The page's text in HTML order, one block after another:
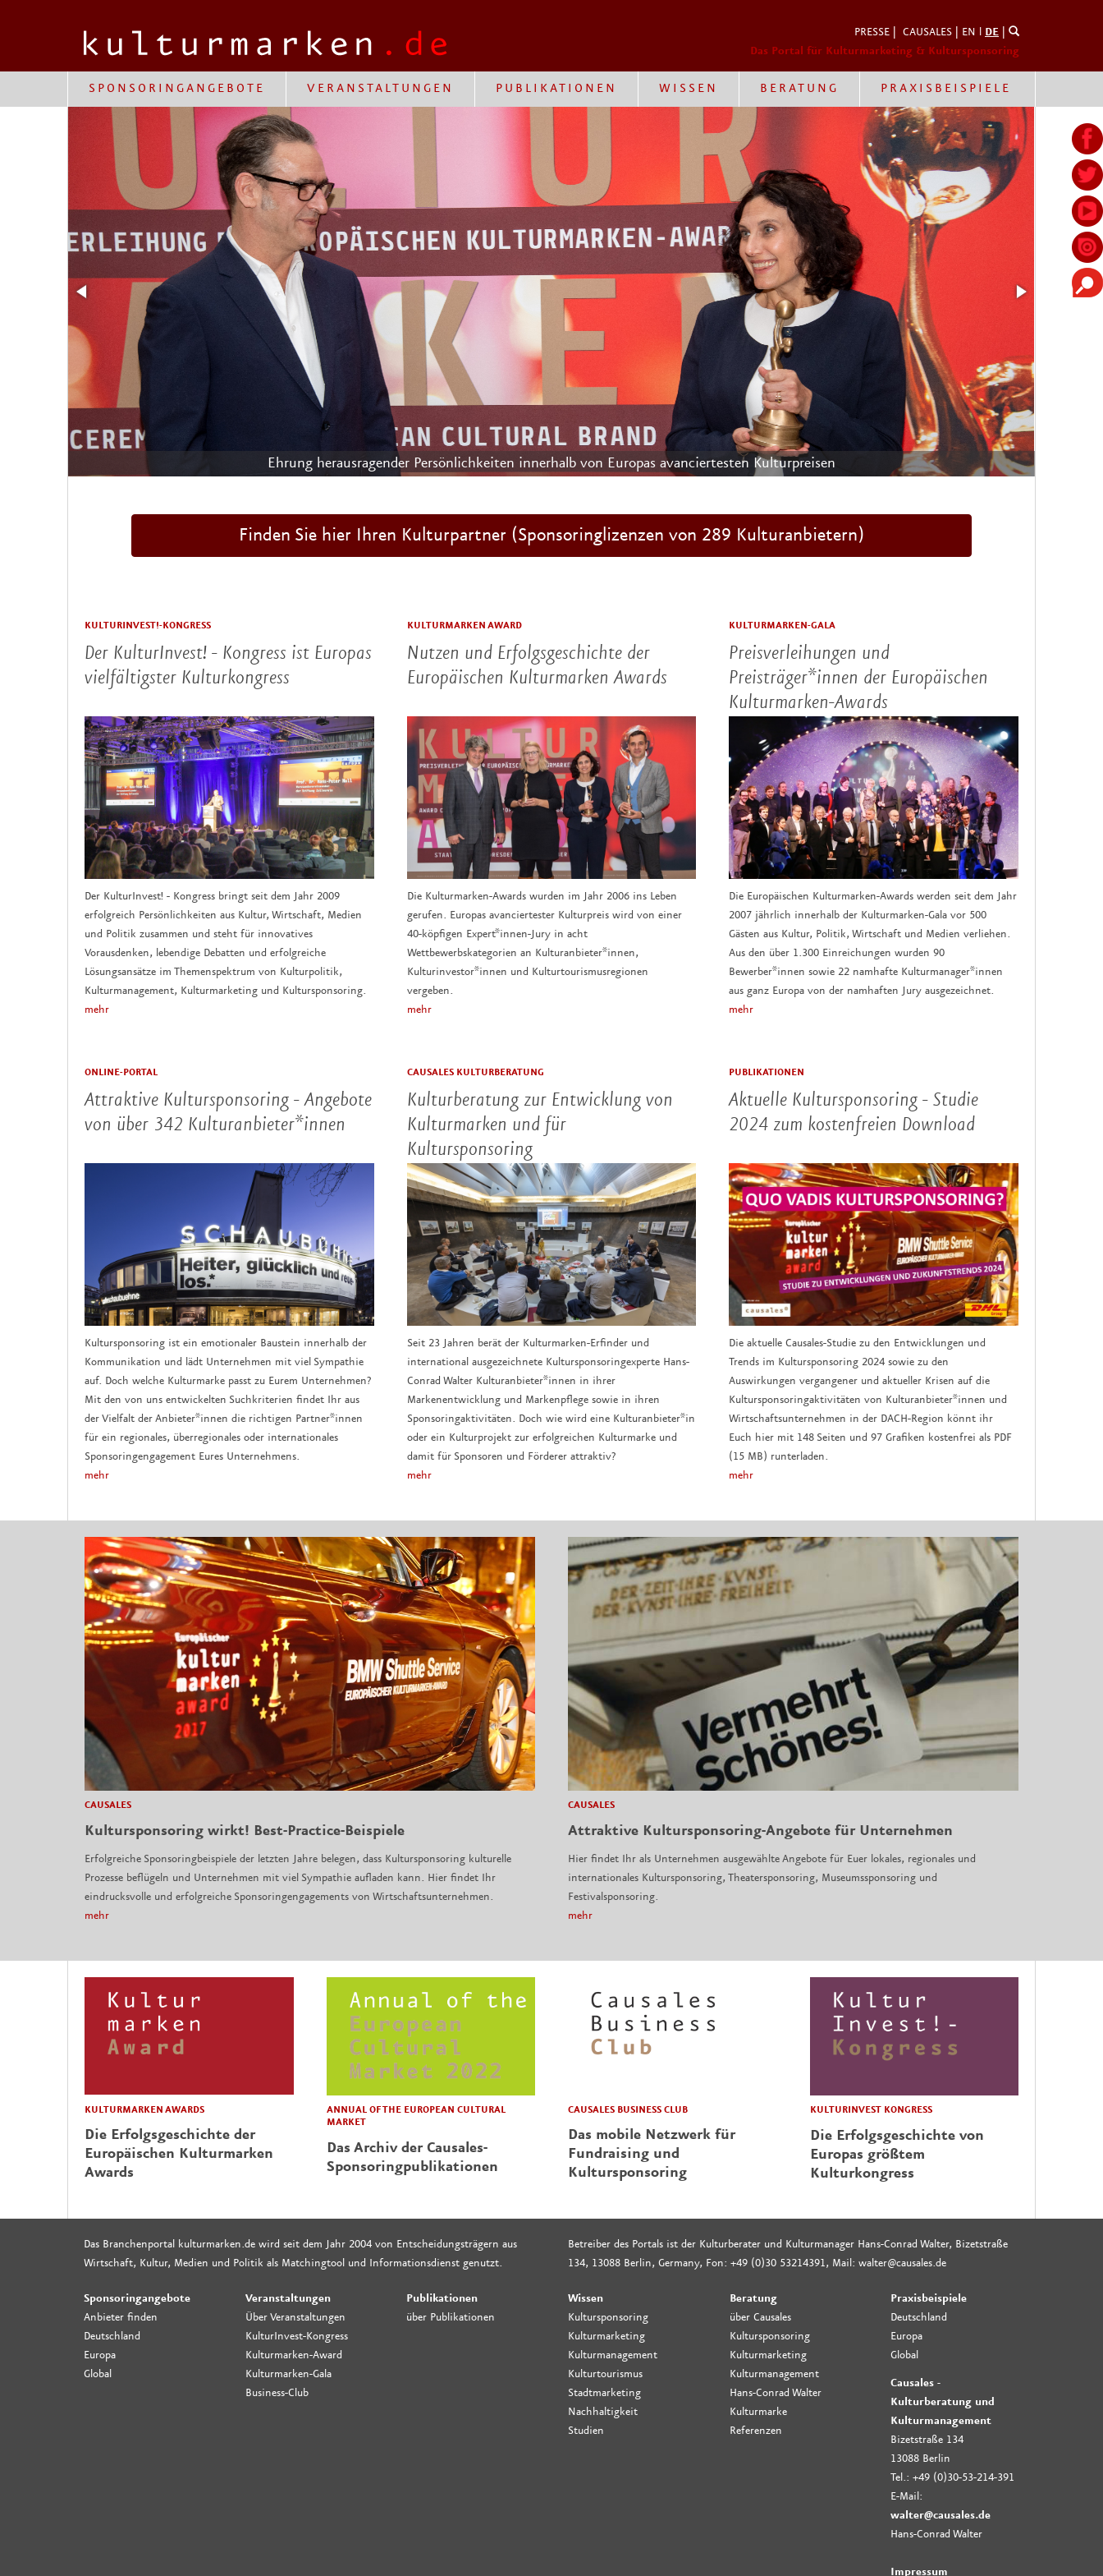
PRESSE CAUSALES EN DE
Das Portal für Kulturmarketing & Kultursponsoring
SPONSORINGANGEBOTE VERANSTALTUNGEN PUBLIKATIONEN WISSEN BERATUNG PRAXISBEISPIELE
Entwicklung von Sponsoringkonzepten für Kultur und Wirtschaft in individuellen Workshops
Finden Sie hier Ihren Kulturpartner (Sponsoringlizenzen von 289 Kulturanbietern)
KULTURINVEST!-KONGRESS
Der KulturInvest! - Kongress ist Europas
vielfältigster Kulturkongress
Der KulturInvest! - Kongress bringt seit dem Jahr 2009
erfolgreich Persönlichkeiten aus Kultur, Wirtschaft, Medien
und Politik zusammen und steht für innovatives
Vorausdenken, lebendige Debatten und erfolgreiche
Lösungsansätze im Themenspektrum von Kulturpolitik,
Kulturmanagement, Kulturmarketing und Kultursponsoring.
mehr
KULTURMARKEN AWARD
Nutzen und Erfolgsgeschichte der
Europäischen Kulturmarken Awards
Die Kulturmarken-Awards wurden im Jahr 2006 ins Leben
gerufen. Europas avanciertester Kulturpreis wird von einer
40-köpfigen Expert*innen-Jury in acht
Wettbewerbskategorien an Kulturanbieter*innen,
Kulturinvestor*innen und Kulturtourismusregionen
vergeben.
mehr
KULTURMARKEN-GALA
Preisverleihungen und
Preisträger*innen der Europäischen
Kulturmarken-Awards
Die Europäischen Kulturmarken-Awards werden seit dem Jahr
2007 jährlich innerhalb der Kulturmarken-Gala vor 500
Gästen aus Kultur, Politik, Wirtschaft und Medien verliehen.
Aus den über 1.300 Einreichungen wurden 90
Bewerber*innen sowie 22 namhafte Kulturmanager*innen
aus ganz Europa von der namhaften Jury ausgezeichnet.
mehr
ONLINE-PORTAL
Attraktive Kultursponsoring - Angebote
von über 342 Kulturanbieter*innen
Kultursponsoring ist ein emotionaler Baustein innerhalb der
Kommunikation und lädt Unternehmen mit viel Sympathie
auf. Doch welche Kulturmarke passt zu Eurem Unternehmen?
Mit den von uns entwickelten Suchkriterien findet Ihr aus
der Vielfalt der Anbieter*innen die richtigen Partner*innen
für ein regionales, überregionales oder internationales
Sponsoringengagement Eures Unternehmens.
mehr
CAUSALES KULTURBERATUNG
Kulturberatung zur Entwicklung von
Kulturmarken und für
Kultursponsoring
Seit 23 Jahren berät der Kulturmarken-Erfinder und
international ausgezeichnete Kultursponsoringexperte Hans-
Conrad Walter Kulturanbieter*innen in ihrer
Markenentwicklung und Markenpflege sowie in ihren
Sponsoringaktivitäten. Doch wie wird eine Kulturanbieter*in
oder ein Kulturprojekt zur erfolgreichen Kulturmarke und
damit für Sponsoren und Förderer attraktiv?
mehr
PUBLIKATIONEN
Aktuelle Kultursponsoring - Studie
2024 zum kostenfreien Download
Die aktuelle Causales-Studie zu den Entwicklungen und
Trends im Kultursponsoring 2024 sowie zu den
Auswirkungen vergangener und aktueller Krisen auf die
Kultursponsoringaktivitäten von Kulturanbieter*innen und
Wirtschaftsunternehmen in der DACH-Region könnt ihr
Euch hier mit 148 Seiten und 97 Grafiken kostenfrei als PDF
(15 MB) runterladen.
mehr
CAUSALES
Kultursponsoring wirkt! Best-Practice-Beispiele
Erfolgreiche Sponsoringbeispiele der letzten Jahre belegen, dass Kultursponsoring kulturelle
Prozesse beflügeln und Unternehmen mit viel Sympathie aufladen kann. Hier findet Ihr
eindrucksvolle und erfolgreiche Sponsoringengagements von Wirtschaftsunternehmen.
mehr
CAUSALES
Attraktive Kultursponsoring-Angebote für Unternehmen
Hier findet Ihr als Unternehmen ausgewählte Angebote für Euer lokales, regionales und
internationales Kultursponsoring, Theatersponsoring, Museumssponsoring und
Festivalsponsoring.
mehr
KULTURMARKEN AWARDS
Die Erfolgsgeschichte der
Europäischen Kulturmarken
Awards
ANNUAL OF THE EUROPEAN CULTURAL
MARKET
Das Archiv der Causales-
Sponsoringpublikationen
CAUSALES BUSINESS CLUB
Das mobile Netzwerk für
Fundraising und
Kultursponsoring
KULTURINVEST KONGRESS
Die Erfolgsgeschichte von
Europas größtem
Kulturkongress
Das Branchenportal kulturmarken.de wird seit dem Jahr 2004 von Entscheidungsträgern aus
Wirtschaft, Kultur, Medien und Politik als Matchingtool und Informationsdienst genutzt.
Betreiber des Portals ist der Kulturberater und Kulturmanager Hans-Conrad Walter, Bizetstraße
134, 13088 Berlin, Germany, Fon: +49 (0)30 53214391, Mail: walter@causales.de
Sponsoringangebote
Anbieter finden
Deutschland
Europa
Global
Veranstaltungen
Über Veranstaltungen
KulturInvest-Kongress
Kulturmarken-Award
Kulturmarken-Gala
Business-Club
Publikationen
über Publikationen
Wissen
Kultursponsoring
Kulturmarketing
Kulturmanagement
Kulturtourismus
Stadtmarketing
Nachhaltigkeit
Studien
Beratung
über Causales
Kultursponsoring
Kulturmarketing
Kulturmanagement
Hans-Conrad Walter
Kulturmarke
Referenzen
Praxisbeispiele
Deutschland
Europa
Global
Causales -
Kulturberatung und
Kulturmanagement
Bizetstraße 134
13088 Berlin
Tel.: +49 (0)30-53-214-391
E-Mail:
walter@causales.de
Hans-Conrad Walter
Impressum